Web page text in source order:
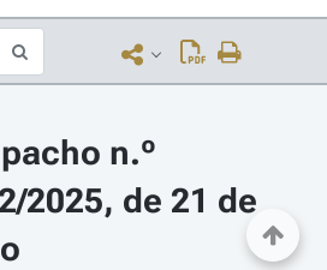
n.º
2025, de 21 de